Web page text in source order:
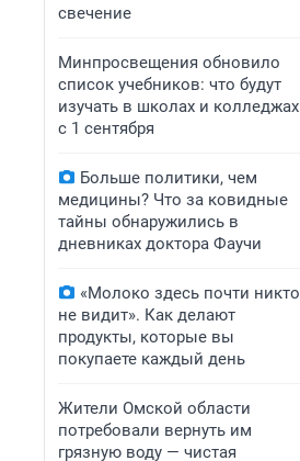
свечение
Минпросвещения обновило
список учебников: что будут
изучать в школах и колледжах
с 1 сентября
Больше политики, чем
медицины? Что за ковидные
тайны обнаружились в
дневниках доктора Фаучи
«Молоко здесь почти никто
не видит». Как делают
продукты, которые вы
покупаете каждый день
Жители Омской области
потребовали вернуть им
грязную воду — чистая